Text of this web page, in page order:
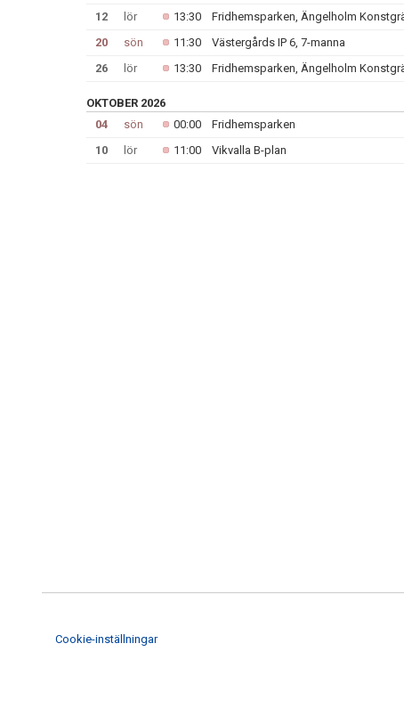
12
lör 13:30 Fridhemsparken, Ängelholm
20
sön 11:30 Västergårds IP 6, 7-manna
26
lör 13:30 Fridhemsparken, Ängelholm
OKTOBER 2026
04
sön 00:00 Fridhemsparken
10
lör 11:00 Vikvalla B-plan
Cookie-inställningar